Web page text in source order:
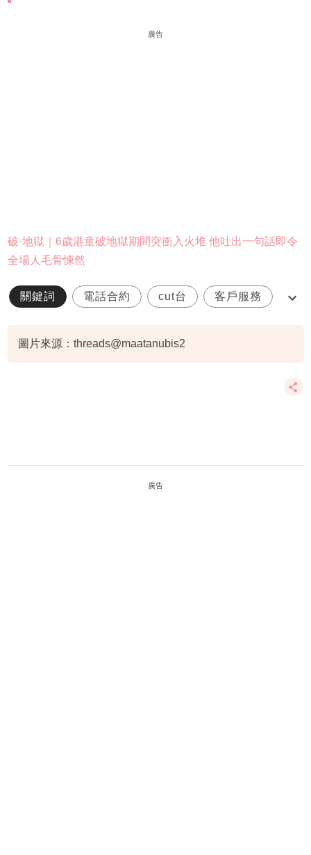
廣告
破·地獄｜6歲港童破地獄期間突衝入火堆 他吐出一句話即令
全場人毛骨悚然
關鍵詞 電話合約 cut台 客戶服務
圖片來源：threads@maatanubis2
廣告